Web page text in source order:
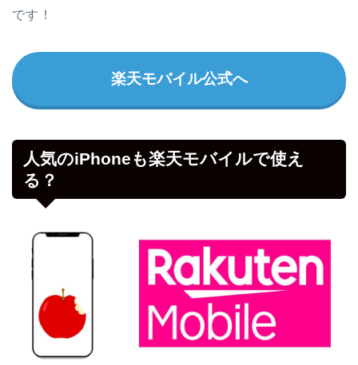
です！
楽天モバイル公式へ
人気のiPhoneも楽天モバイルで使え
る？